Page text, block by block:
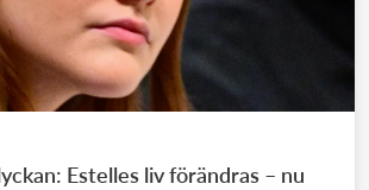
Estelles liv förändras – nu